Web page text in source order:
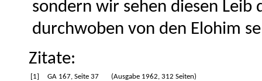
sondern wir sehen diesen
durchwoben von den Elohim
Zitate:
[1] GA 167, Seite 37
(Ausgabe 1962, 312 Seiten)